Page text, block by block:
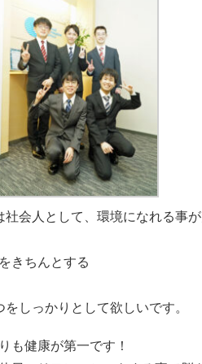
会人として、環境になれる事が
きちんとする
をしっかりとして欲しいです。
も健康が第一です！